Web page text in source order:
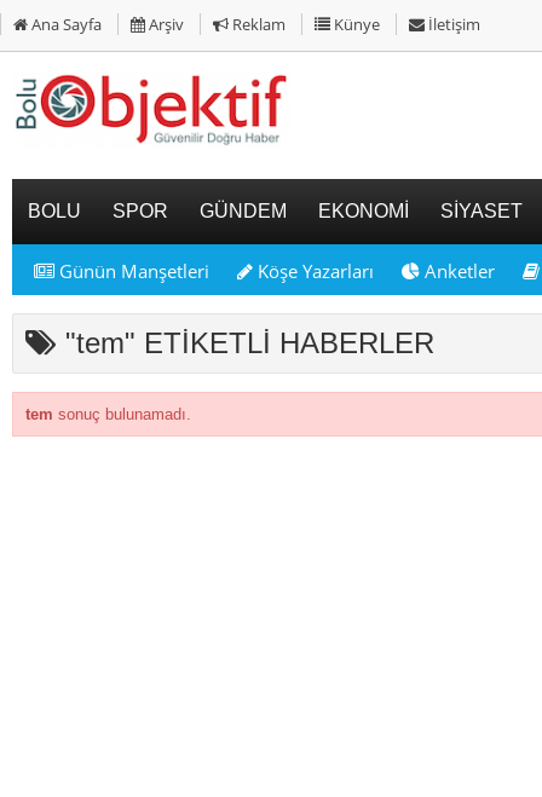
Ana Sayfa Arşiv Reklam Künye İletişim
BOLU SPOR GÜNDEM EKONOMİ SİYASET
Günün Manşetleri Köşe Yazarları Anketler
"tem" ETİKETLİ HABERLER
tem sonuç bulunamadı.